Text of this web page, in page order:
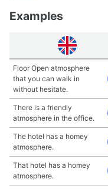
Examples
Floor Open atmosphere
that you can walk in
without hesitate.
There is a friendly
atmosphere in the office.
The hotel has a homey
atmosphere.
That hotel has a homey
atmosphere.